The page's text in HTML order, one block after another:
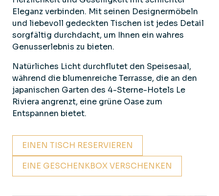
Eleganz verbinden. Mit seinen Designermöbeln
und liebevoll gedeckten Tischen ist jedes Detail
sorgfältig durchdacht, um Ihnen ein wahres
Genusserlebnis zu bieten.
Natürliches Licht durchflutet den Speisesaal,
während die blumenreiche Terrasse, die an den
japanischen Garten des 4-Sterne-Hotels Le
Riviera angrenzt, eine grüne Oase zum
Entspannen bietet.
EINEN TISCH RESERVIEREN
EINE GESCHENKBOX VERSCHENKEN